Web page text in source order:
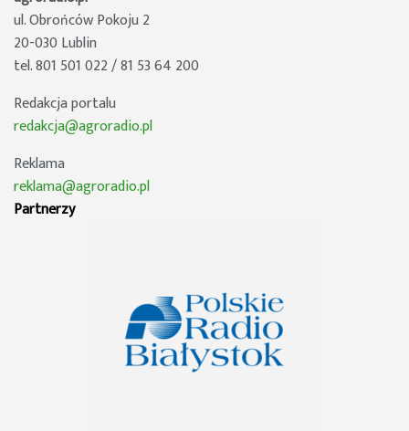
ul. Obrońców Pokoju 2
20-030 Lublin
tel. 801 501 022 / 81 53 64 200
Redakcja portalu
redakcja@agroradio.pl
Reklama
reklama@agroradio.pl
Partnerzy